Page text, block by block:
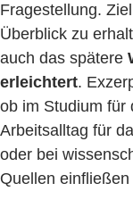
Fragestellung.
Überblick zu
auch das spätere
erleichtert.
ob im Studium für
Arbeitsalltag für
oder bei
Quellen